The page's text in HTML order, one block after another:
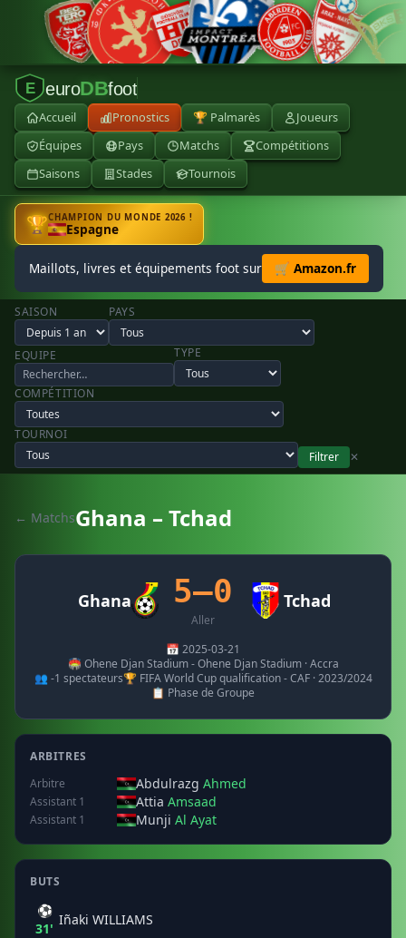
E euroDBfoot
Accueil Pronostics 🏆 Palmarès
Joueurs
Équipes
Pays Matchs
Compétitions
Saisons
Stades Tournois
🏆CHAMPION DU MONDE 2026 !
Espagne
Maillots, livres et équipements foot sur 🛒 Amazon.fr
SAISON PAYS
EQUIPE TYPE
COMPÉTITION
TOURNOI
Filtrer
✕
← MatchsGhana – Tchad
Ghana 5–0
Aller
Tchad
📅 2025-03-21
🏟️ Ohene Djan Stadium - Ohene Djan Stadium · Accra
👥 -1 spectateurs🏆 FIFA World Cup qualification - CAF · 2023/2024
📋 Phase de Groupe
ARBITRES
Arbitre
Abdulrazg Ahmed
Assistant 1 Attia Amsaad
Assistant 1 Munji Al Ayat
BUTS
⚽
31'
Iñaki WILLIAMS